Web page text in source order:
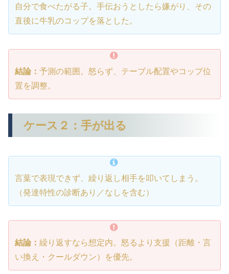
自分で食べたがる子。手伝おうとしたら嫌がり、その
直後に牛乳のコップを落とした。
結論： 予測の範囲。怒らず、テーブル配置やコップ位
置を調整。
ケース２：手が出る
言葉で表現できず、繰り返し相手を叩いてしまう。
（発達特性の診断あり／なしを含む）
結論： 繰り返すなら想定内。怒るより支援（距離・言
い換え・クールダウン）を優先。